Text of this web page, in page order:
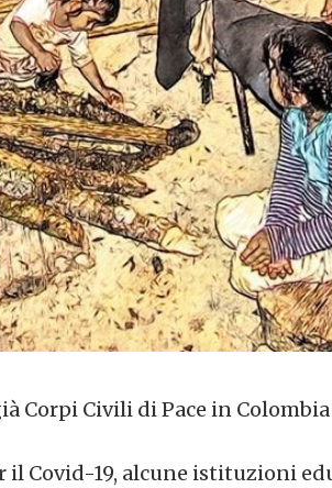
Corpi Civili di Pace in Colombia
il Covid-19, alcune istituzioni